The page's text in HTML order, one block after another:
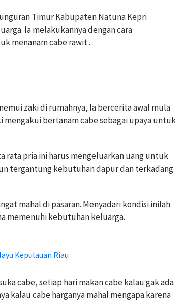
Timur Kabupaten Natuna Kepri
Ia melakukannya dengan cara
menanam cabe rawit .
zaki di rumahnya, Ia bercerita awal mula
mengakui bertanam cabe sebagai upaya untuk
rata pria ini harus mengeluarkan uang untuk
tergantung kebutuhan dapur dan terkadang
mahal di pasaran. Menyadari kondisi inilah
memenuhi kebutuhan keluarga.
Kepulauan Riau
cabe, setiap hari makan cabe kalau gak ada
kalau cabe harganya mahal mengapa karena